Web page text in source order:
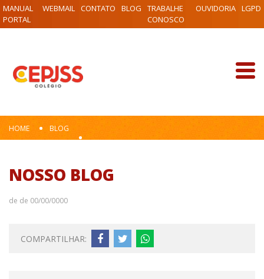
MANUAL
PORTAL
WEBMAIL CONTATO BLOG
TRABALHE
CONOSCO
OUVIDORIA LGPD
HOME BLOG
NOSSO BLOG
de de 00/00/0000
COMPARTILHAR: